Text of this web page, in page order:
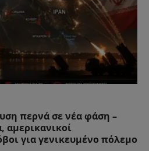
περνά σε νέα φάση –
αμερικανικοί
για γενικευμένο πόλεμο